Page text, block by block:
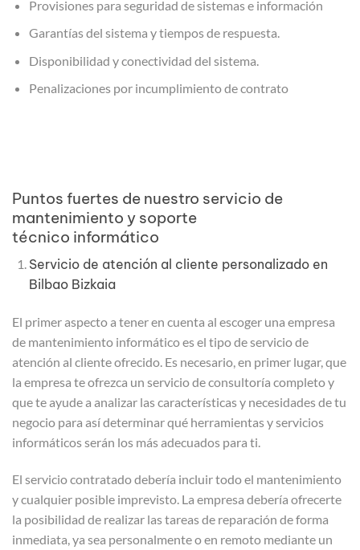
Provisiones para seguridad de sistemas e información
Garantías del sistema y tiempos de respuesta.
Disponibilidad y conectividad del sistema.
Penalizaciones por incumplimiento de contrato
Puntos fuertes de nuestro servicio de
mantenimiento y soporte
técnico informático
Servicio de atención al cliente personalizado en
Bilbao Bizkaia
El primer aspecto a tener en cuenta al escoger una empresa
de mantenimiento informático es el tipo de servicio de
atención al cliente ofrecido. Es necesario, en primer lugar, que
la empresa te ofrezca un servicio de consultoría completo y
que te ayude a analizar las características y necesidades de tu
negocio para así determinar qué herramientas y servicios
informáticos serán los más adecuados para ti.
El servicio contratado debería incluir todo el mantenimiento
y cualquier posible imprevisto. La empresa debería ofrecerte
la posibilidad de realizar las tareas de reparación de forma
inmediata, ya sea personalmente o en remoto mediante un